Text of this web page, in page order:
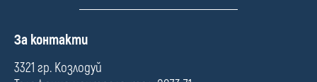
П
л
За контакти
3321 гр. Козлодуй